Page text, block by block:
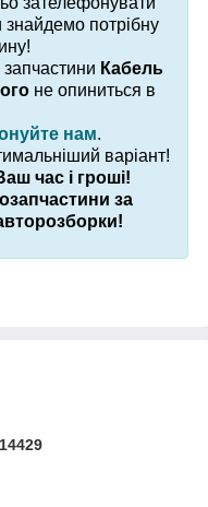
знайдемо потрібну
Кабель
не опиниться в
нам.
варіант!
час і гроші!
за